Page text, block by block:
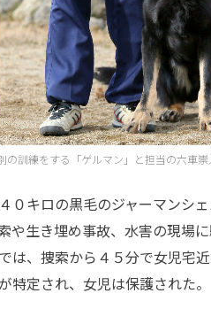
の訓練をする「ゲルマン」と担当の六車
０キロの黒毛のジャーマンシ
や生き埋め事故、水害の現場
は、捜索から４５分で女児宅
定され、女児は保護された。